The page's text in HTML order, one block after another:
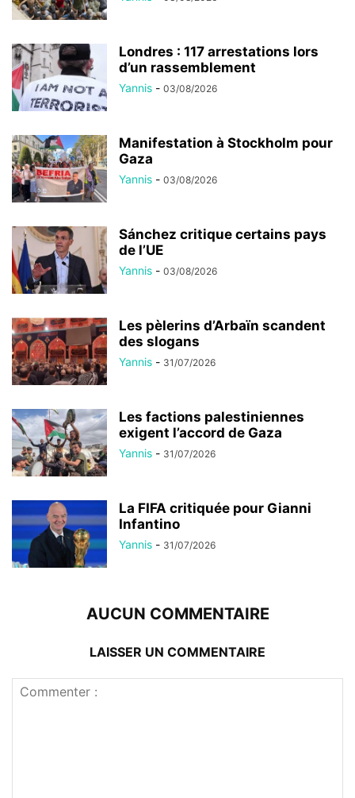
Londres : 117 arrestations lors
d’un rassemblement
Yannis - 03/08/2026
Manifestation à Stockholm pour
Gaza
Yannis - 03/08/2026
Sánchez critique certains pays
de l’UE
Yannis - 03/08/2026
Les pèlerins d’Arbaïn scandent
des slogans
Yannis - 31/07/2026
Les factions palestiniennes
exigent l’accord de Gaza
Yannis - 31/07/2026
La FIFA critiquée pour Gianni
Infantino
Yannis - 31/07/2026
AUCUN COMMENTAIRE
LAISSER UN COMMENTAIRE